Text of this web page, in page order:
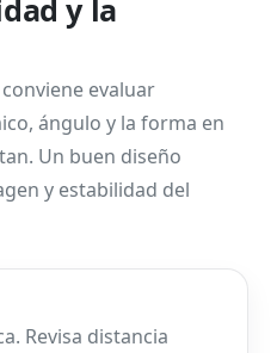
y la
evaluar
ángulo y la forma en
Un buen diseño
y estabilidad del
Revisa distancia